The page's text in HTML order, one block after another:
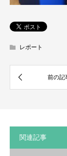
レポート
関連記事